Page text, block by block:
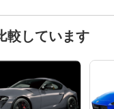
較しています